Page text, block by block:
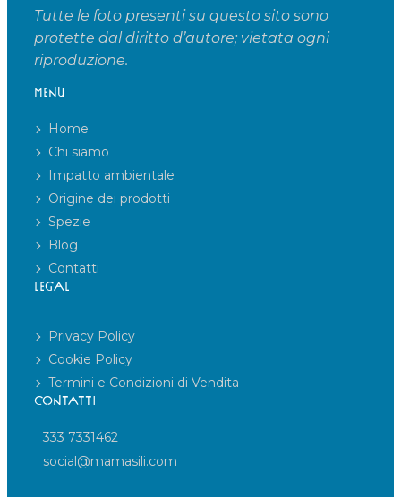
Tutte le foto presenti su questo sito sono
protette dal diritto d’autore; vietata ogni
riproduzione.
MENU
Home
Chi siamo
Impatto ambientale
Origine dei prodotti
Spezie
Blog
Contatti
LEGAL
Privacy Policy
Cookie Policy
Termini e Condizioni di Vendita
CONTATTI
333 7331462
social@mamasili.com